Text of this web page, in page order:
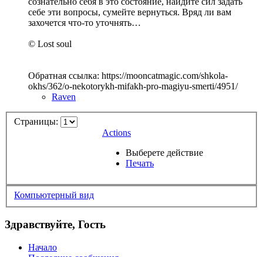
себе эти вопросы, сумейте вернуться. Вряд ли вам
захочется что-то уточнять…
© Lost soul
Обратная ссылка: https://mooncatmagic.com/shkola-
okhs/362/o-nekotorykh-mifakh-pro-magiyu-smerti/4951/
Raven
Страницы:
Actions
Выберете действие
Печать
Компьютерный вид
Здравствуйте, Гость
Начало